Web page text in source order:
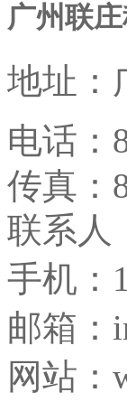
广州联
地址：
电话：
传真：
联系人
手机：
邮箱：
网站：